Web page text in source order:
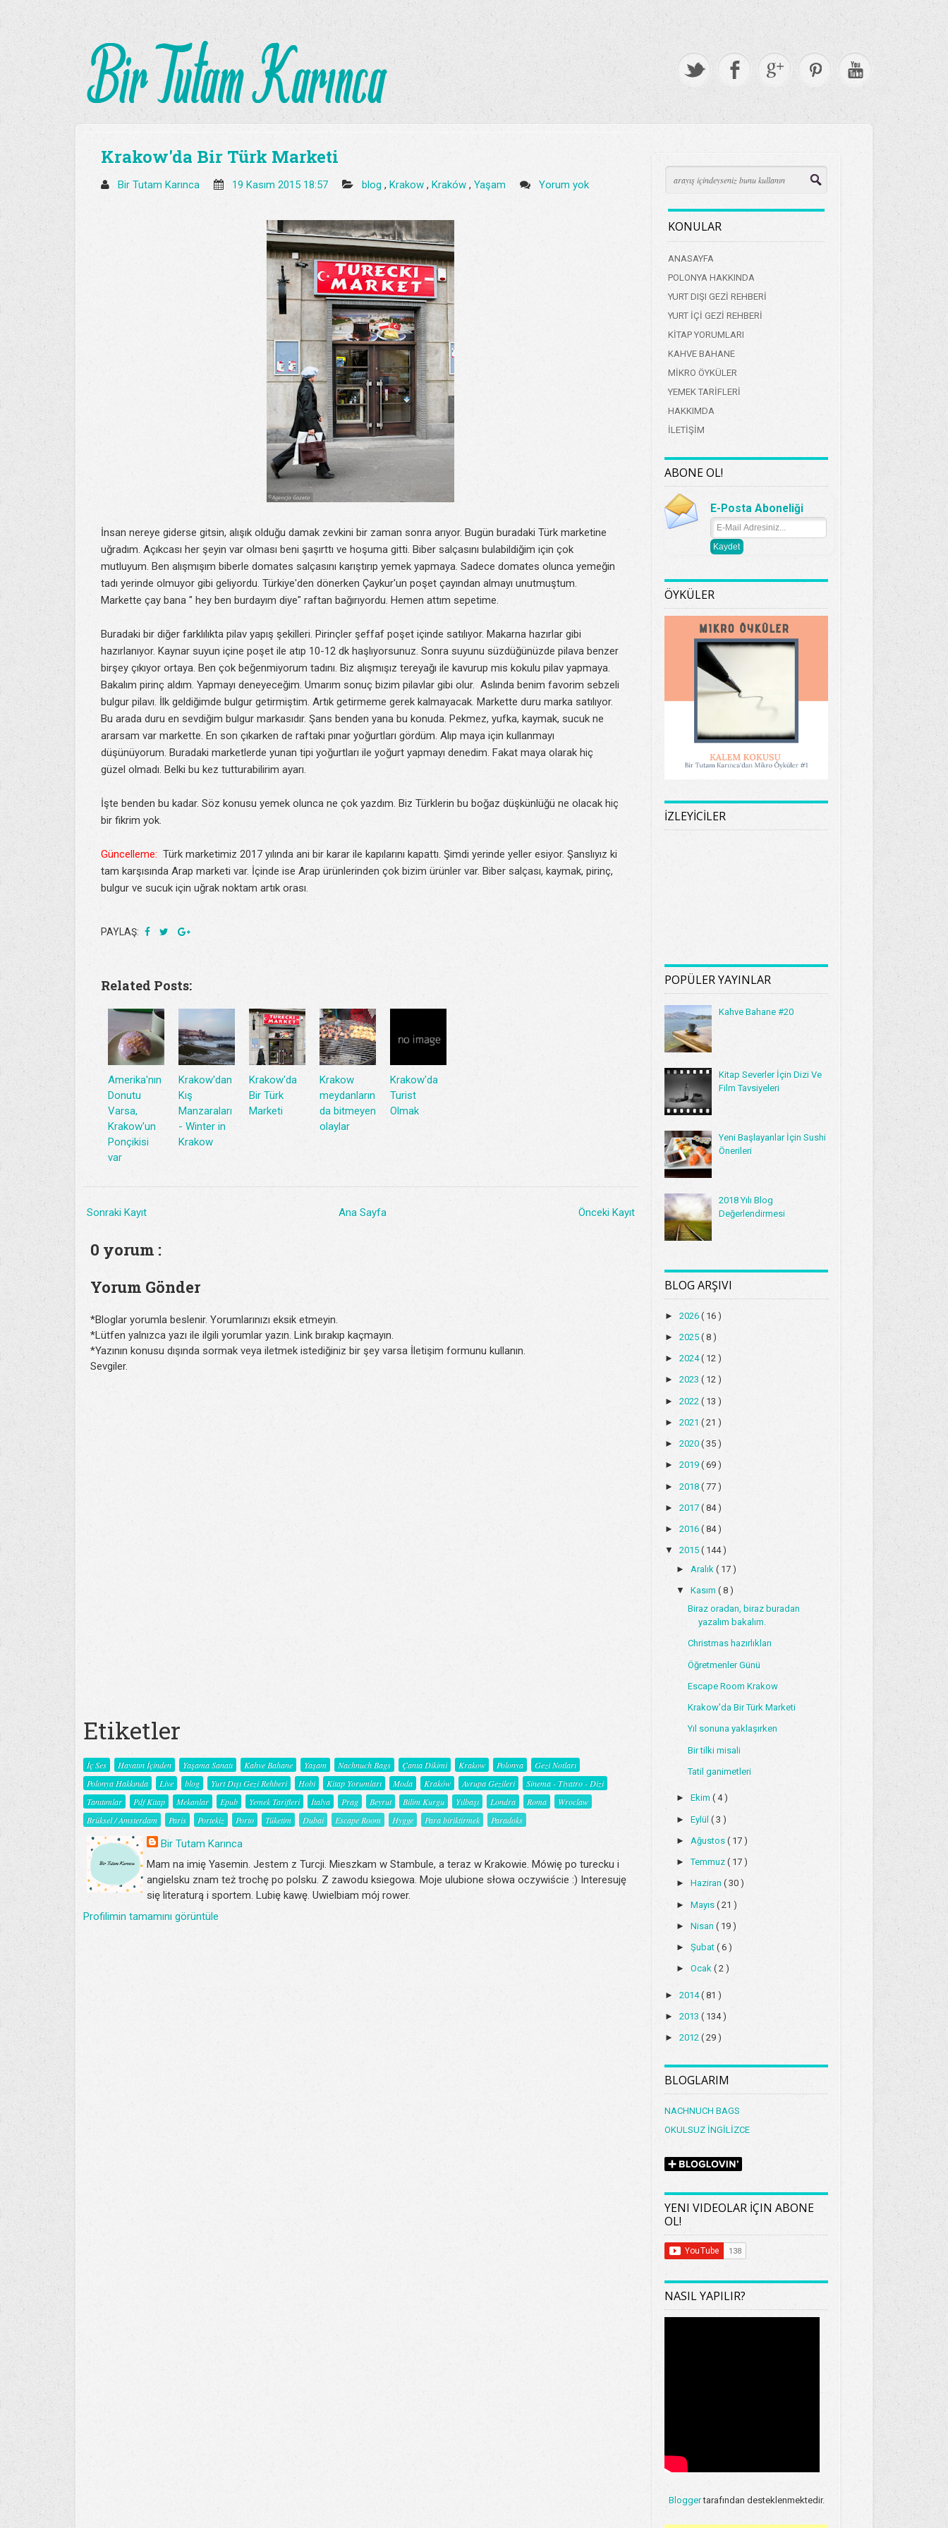
Krakow'da Bir Türk Marketi
Bir Tutam Karınca 19 Kasım 2015 18:57 blog , Krakow, Kraków ,Yaşam Yorum yok
İnsan nereye giderse gitsin, alışık olduğu damak zevkini bir zaman sonra arıyor. Bugün buradaki Türk marketine
uğradım. Açıkcası her şeyin var olması beni şaşırttı ve hoşuma gitti. Biber salçasını bulabildiğim için çok
mutluyum. Ben alışmışım biberle domates salçasını karıştırıp yemek yapmaya. Sadece domates olunca yemeğin
tadı yerinde olmuyor gibi geliyordu. Türkiye'den dönerken Çaykur'un poşet çayından almayı unutmuştum.
Markette çay bana " hey ben burdayım diye" raftan bağırıyordu. Hemen attım sepetime.
Buradaki bir diğer farklılıkta pilav yapış şekilleri. Pirinçler şeffaf poşet içinde satılıyor. Makarna hazırlar gibi
hazırlanıyor. Kaynar suyun içine poşet ile atıp 10-12 dk haşlıyorsunuz. Sonra suyunu süzdüğünüzde pilava benzer
birşey çıkıyor ortaya. Ben çok beğenmiyorum tadını. Biz alışmışız tereyağı ile kavurup mis kokulu pilav yapmaya.
Bakalım pirinç aldım. Yapmayı deneyeceğim. Umarım sonuç bizim pilavlar gibi olur. Aslında benim favorim sebzeli
bulgur pilavı. İlk geldiğimde bulgur getirmiştim. Artık getirmeme gerek kalmayacak. Markette duru marka satılıyor.
Bu arada duru en sevdiğim bulgur markasıdır. Şans benden yana bu konuda. Pekmez, yufka, kaymak, sucuk ne
ararsam var markette. En son çıkarken de raftaki pınar yoğurtları gördüm. Alıp maya için kullanmayı
düşünüyorum. Buradaki marketlerde yunan tipi yoğurtları ile yoğurt yapmayı denedim. Fakat maya olarak hiç
güzel olmadı. Belki bu kez tutturabilirim ayarı.
İşte benden bu kadar. Söz konusu yemek olunca ne çok yazdım. Biz Türklerin bu boğaz düşkünlüğü ne olacak hiç
bir fikrim yok.
Güncelleme: Türk marketimiz 2017 yılında ani bir karar ile kapılarını kapattı. Şimdi yerinde yeller esiyor. Şanslıyız ki
tam karşısında Arap marketi var. İçinde ise Arap ürünlerinden çok bizim ürünler var. Biber salçası, kaymak, pirinç,
bulgur ve sucuk için uğrak noktam artık orası.
PAYLAŞ:
Related Posts:
Amerika'nın
Donutu
Varsa,
Krakow'un
Ponçikisi
var
Krakow'dan
Kış
Manzaraları
- Winter in
Krakow
Krakow'da
Bir Türk
Marketi
Krakow
meydanların
da bitmeyen
olaylar
Krakow'da
Turist
Olmak
Sonraki Kayıt Önceki Kayıt
Ana Sayfa
0 yorum :
Yorum Gönder
*Bloglar yorumla beslenir. Yorumlarınızı eksik etmeyin.
*Lütfen yalnızca yazı ile ilgili yorumlar yazın. Link bırakıp kaçmayın.
*Yazının konusu dışında sormak veya iletmek istediğiniz bir şey varsa İletişim formunu kullanın.
Sevgiler.
Etiketler
İç Ses Hayatın İçinden Yaşama Sanatı Kahve Bahane Yaşam Nachnuch Bags Çanta Dikimi Krakow Polonya
Gezi Notları
Polonya Hakkında
Live blog Yurt Dışı Gezi Rehberi Hobi Kitap Yorumları Moda Kraków Avrupa Gezileri
Sinema - Tiyatro - Dizi
Tanıtımlar
Pdf Kitap Mekanlar Epub Yemek Tarifleri İtalya Prag Beyrut Bilim Kurgu Yılbaşı Londra Roma
Wroclaw
Brüksel / Amsterdam
Paris Portekiz Porto Tüketim Dubai Escape Room Hygge Para biriktirmek Paradoks
Bir Tutam Karınca
Mam na imię Yasemin. Jestem z Turcji. Mieszkam w Stambule, a teraz w Krakowie. Mówię po turecku i
angielsku znam też trochę po polsku. Z zawodu ksiegowa. Moje ulubione słowa oczywiście :) Interesuję
się literaturą i sportem. Lubię kawę. Uwielbiam mój rower.
Profilimin tamamını görüntüle
KONULAR
ANASAYFA
POLONYA HAKKINDA
YURT DIŞI GEZİ REHBERİ
YURT İÇİ GEZİ REHBERİ
KİTAP YORUMLARI
KAHVE BAHANE
MİKRO ÖYKÜLER
YEMEK TARİFLERİ
HAKKIMDA
İLETİŞİM
ABONE OL!
E-Posta Aboneliği
ÖYKÜLER
İZLEYİCİLER
POPÜLER YAYINLAR
Kahve Bahane #20
Kitap Severler İçin Dizi Ve
Film Tavsiyeleri
Yeni Başlayanlar İçin Sushi
Önerileri
2018 Yılı Blog
Değerlendirmesi
BLOG ARŞIVI
►2026( 16 )
►2025( 8 )
►2024( 12 )
►2023( 12 )
►2022( 13 )
►2021( 21 )
►2020( 35 )
►2019( 69 )
►2018( 77 )
►2017( 84 )
►2016( 84 )
▼2015( 144 )
► Aralık ( 17 )
▼ Kasım ( 8 )
Biraz oradan, biraz buradan
yazalım bakalım.
Christmas hazırlıkları
Öğretmenler Günü
Escape Room Krakow
Krakow'da Bir Türk Marketi
Yıl sonuna yaklaşırken
Bir tilki misali
Tatil ganimetleri
► Ekim ( 4 )
► Eylül ( 3 )
► Ağustos ( 17 )
►Temmuz ( 17 )
► Haziran ( 30 )
► Mayıs ( 21 )
► Nisan ( 19 )
► Şubat ( 6 )
► Ocak ( 2 )
►2014( 81 )
►2013( 134 )
►2012( 29 )
BLOGLARIM
NACHNUCH BAGS
OKULSUZ İNGİLİZCE
YENI VIDEOLAR İÇIN ABONE
OL!
NASIL YAPILIR?
Bloggertarafından desteklenmektedir.